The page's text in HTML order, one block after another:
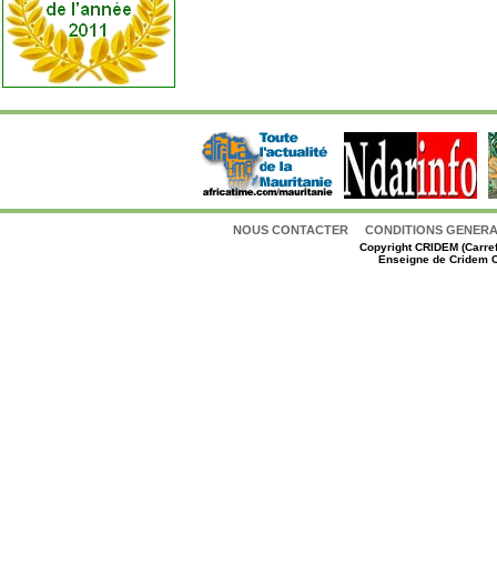
NOUS CONTACTER CONDITIONS
CopyrightCRIDEM
Enseigne de Cridem